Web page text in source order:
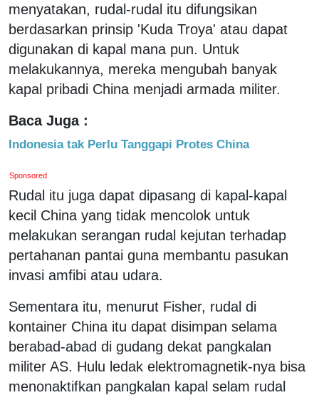
menyatakan, rudal-rudal itu difungsikan
berdasarkan prinsip 'Kuda Troya' atau dapat
digunakan di kapal mana pun. Untuk
melakukannya, mereka mengubah banyak
kapal pribadi China menjadi armada militer.
Baca Juga :
Indonesia tak Perlu Tanggapi Protes China
Sponsored
Rudal itu juga dapat dipasang di kapal-kapal
kecil China yang tidak mencolok untuk
melakukan serangan rudal kejutan terhadap
pertahanan pantai guna membantu pasukan
invasi amfibi atau udara.
Sementara itu, menurut Fisher, rudal di
kontainer China itu dapat disimpan selama
berabad-abad di gudang dekat pangkalan
militer AS. Hulu ledak elektromagnetik-nya bisa
menonaktifkan pangkalan kapal selam rudal